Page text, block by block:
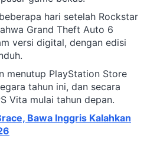
hari setelah Rockstar
Grand Theft Auto 6
versi digital, dengan edisi
menutup PlayStation Store
tahun ini, dan secara
Vita mulai tahun depan.
Bawa Inggris Kalahkan